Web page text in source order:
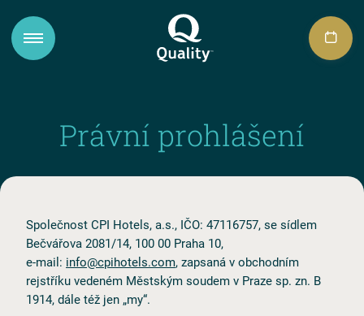
Právní prohlášení
Společnost CPI Hotels, a.s., IČO: 47116757, se sídlem
Bečvářova 2081/14, 100 00 Praha 10,
e⁠⁠-⁠⁠mail: info@cpihotels.com, zapsaná v obchodním
rejstříku vedeném Městským soudem v Praze sp. zn. B
1914, dále též jen „my“.